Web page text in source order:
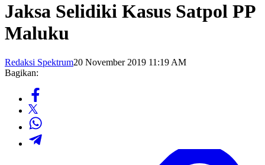
Jaksa Selidiki Kasus Satpol PP
Maluku
Redaksi Spektrum20 November 2019 11:19 AM
Bagikan: